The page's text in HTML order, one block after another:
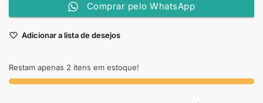
Comprar pelo WhatsApp
Adicionar a lista de desejos
Restam apenas 2 itens em estoque!